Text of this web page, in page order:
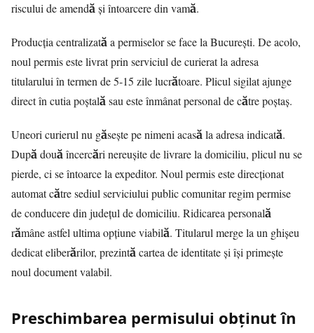
riscului de amendă și întoarcere din vamă.
Producția centralizată a permiselor se face la București. De acolo,
noul permis este livrat prin serviciul de curierat la adresa
titularului în termen de 5-15 zile lucrătoare. Plicul sigilat ajunge
direct în cutia poștală sau este înmânat personal de către poștaș.
Uneori curierul nu găsește pe nimeni acasă la adresa indicată.
După două încercări nereușite de livrare la domiciliu, plicul nu se
pierde, ci se întoarce la expeditor. Noul permis este direcționat
automat către sediul serviciului public comunitar regim permise
de conducere din județul de domiciliu. Ridicarea personală
rămâne astfel ultima opțiune viabilă. Titularul merge la un ghișeu
dedicat eliberărilor, prezintă cartea de identitate și își primește
noul document valabil.
Preschimbarea permisului obținut în